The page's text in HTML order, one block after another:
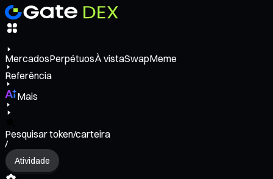
MercadosPerpétuosÀ vistaSwapMeme
Referência
Mais
Pesquisar token/carteira
/
Atividade